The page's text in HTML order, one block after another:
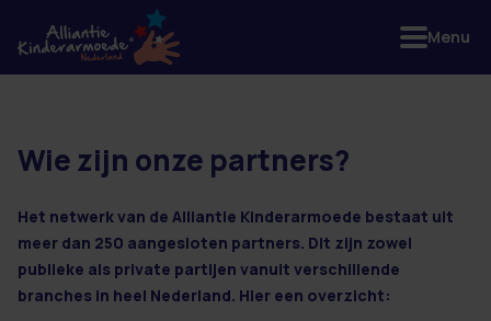
6 resultaten
Wie zijn onze partners?
Het netwerk van de Alliantie Kinderarmoede bestaat uit
meer dan 250 aangesloten partners. Dit zijn zowel
publieke als private partijen vanuit verschillende
branches in heel Nederland. Hier een overzicht:
Menu